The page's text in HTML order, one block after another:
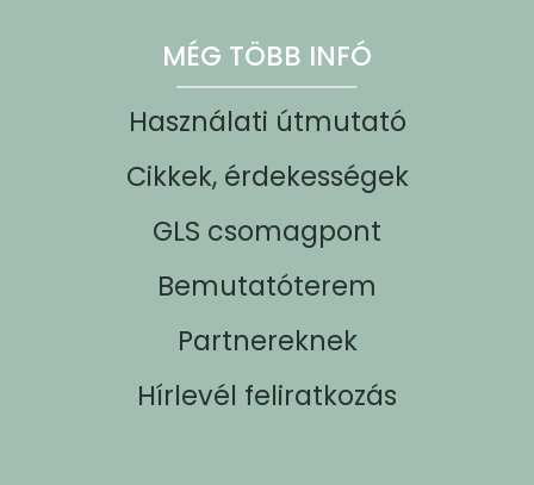
MÉG TÖBB INFÓ
Használati útmutató
Cikkek, érdekességek
GLS csomagpont
Bemutatóterem
Partnereknek
Hírlevél feliratkozás